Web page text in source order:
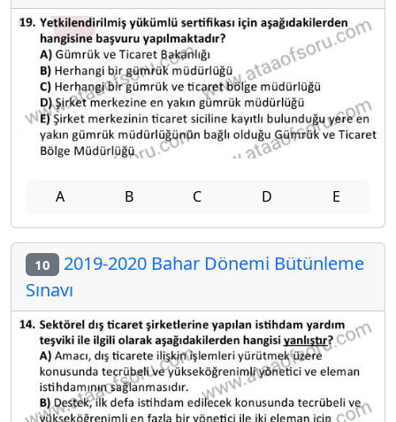
A B C D E
10 2019-2020 Bahar Dönemi Bütünleme
Sınavı